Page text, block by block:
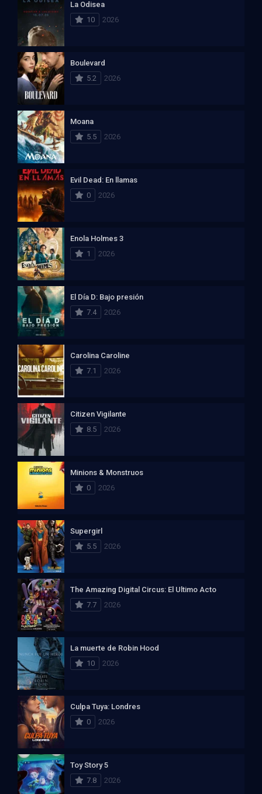
La Odisea
10
2026
Boulevard
5.2
2026
Moana
5.5
2026
Evil Dead: En llamas
0
2026
Enola Holmes 3
1
2026
El Día D: Bajo presión
7.4
2026
Carolina Caroline
7.1
2026
Citizen Vigilante
8.5
2026
Minions & Monstruos
0
2026
Supergirl
5.5
2026
The Amazing Digital Circus: El Ultimo Acto
7.7
2026
La muerte de Robin Hood
10
2026
Culpa Tuya: Londres
0
2026
Toy Story 5
7.8
2026